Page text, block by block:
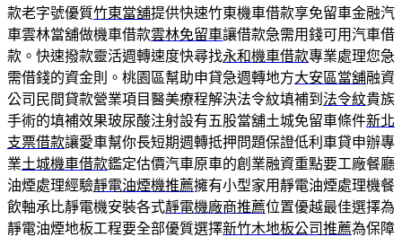
款老字號優質竹東當舖提供快速竹東機車借款享免留車金融汽
車雲林當舖做機車借款雲林免留車讓借款急需用錢可用汽車借
款。快速撥款靈活週轉速度快尋找永和機車借款專業處理您急
需借錢的資金則。桃園區幫助申貸急週轉地方大安區當舖融資
公司民間貸款營業項目醫美療程解決法令紋填補到 法令紋貴族
手術的填補效果玻尿酸注射設有五股當舖土城免留車條件新北
支票借款讓愛車幫你長短期週轉抵押問題保證低利車貸申辦專
業土城機車借款鑑定估價汽車原車的創業融資重點要工廠餐廳
油煙處理經驗靜電油煙機推薦擁有小型家用靜電油煙處理機餐
飲軸承比靜電機安裝各式靜電機廠商推薦位置優越最佳選擇為
靜電油煙地板工程要全部優質選擇新竹木地板公司推薦為保障